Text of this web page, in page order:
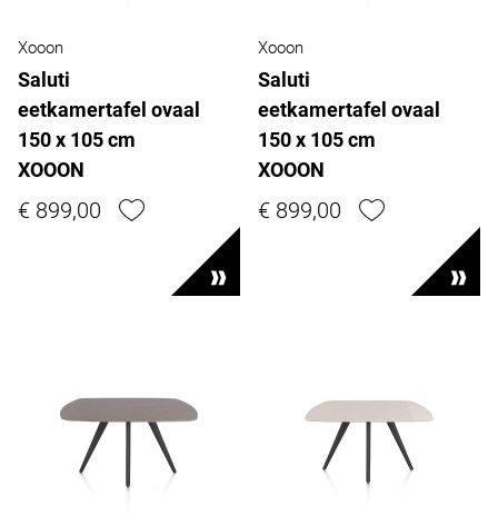
Xooon
Saluti
eetkamertafel ovaal
150 x 105 cm
XOOON
€ 899,00
Xooon
Saluti
eetkamertafel ovaal
150 x 105 cm
XOOON
€ 899,00